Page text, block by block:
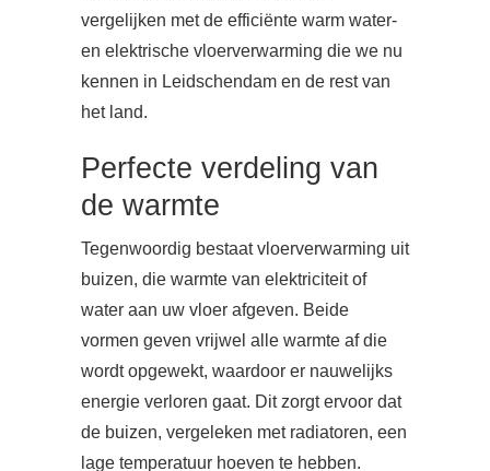
vergelijken met de efficiënte warm water-
en elektrische vloerverwarming die we nu
kennen in Leidschendam en de rest van
het land.
Perfecte verdeling van
de warmte
Tegenwoordig bestaat vloerverwarming uit
buizen, die warmte van elektriciteit of
water aan uw vloer afgeven. Beide
vormen geven vrijwel alle warmte af die
wordt opgewekt, waardoor er nauwelijks
energie verloren gaat. Dit zorgt ervoor dat
de buizen, vergeleken met radiatoren, een
lage temperatuur hoeven te hebben.